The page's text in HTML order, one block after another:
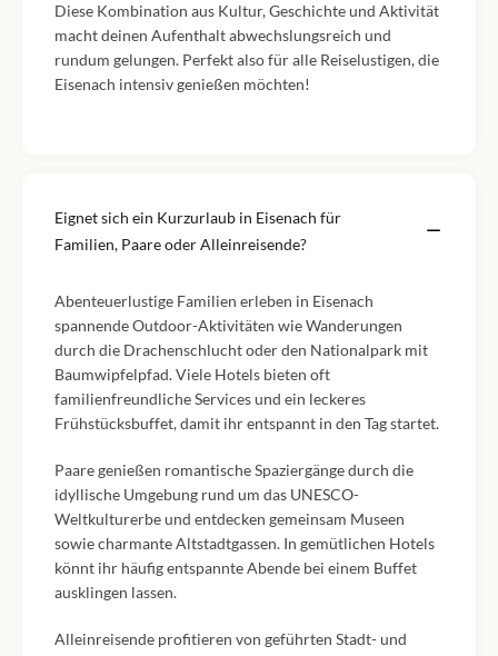
Diese Kombination aus Kultur, Geschichte und Aktivität
macht deinen Aufenthalt abwechslungsreich und
rundum gelungen. Perfekt also für alle Reiselustigen, die
Eisenach intensiv genießen möchten!
Eignet sich ein Kurzurlaub in Eisenach für
Familien, Paare oder Alleinreisende?
Abenteuerlustige Familien erleben in Eisenach
spannende Outdoor-Aktivitäten wie Wanderungen
durch die Drachenschlucht oder den Nationalpark mit
Baumwipfelpfad. Viele Hotels bieten oft
familienfreundliche Services und ein leckeres
Frühstücksbuffet, damit ihr entspannt in den Tag startet.
Paare genießen romantische Spaziergänge durch die
idyllische Umgebung rund um das UNESCO-
Weltkulturerbe und entdecken gemeinsam Museen
sowie charmante Altstadtgassen. In gemütlichen Hotels
könnt ihr häufig entspannte Abende bei einem Buffet
ausklingen lassen.
Alleinreisende profitieren von geführten Stadt- und